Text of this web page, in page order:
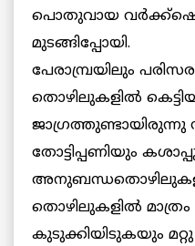
പൊതുവായ
മുടങ്ങിപ്പോയി.
പേരാമ്പ്രയിലും
തൊഴിലുകളില്‍
തോട്ടിപ്പണിയും
തൊഴിലുകളില്‍
കുടുക്കിയിടുകയും